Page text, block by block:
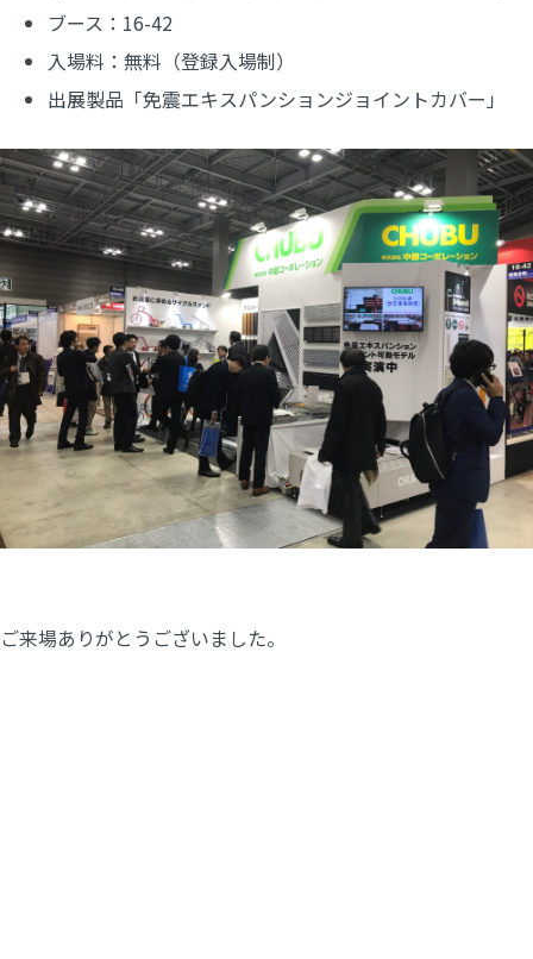
ブース：16-42
入場料：無料（登録入場制）
出展製品「免震エキスパンションジョイントカバー」
ご来場ありがとうございました。